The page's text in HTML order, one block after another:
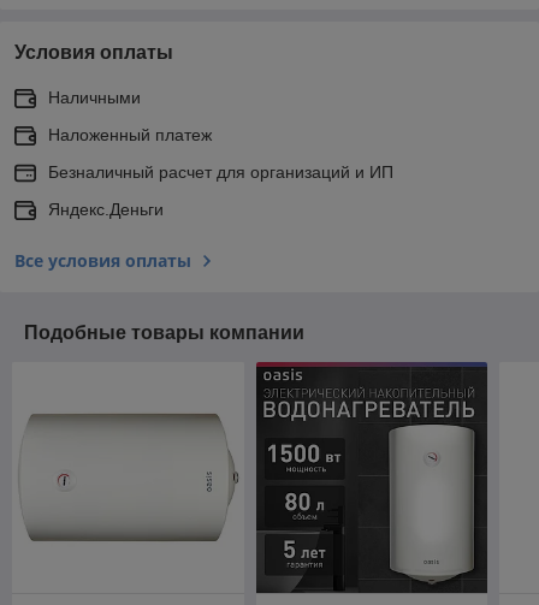
Условия оплаты
Наличными
Наложенный платеж
Безналичный расчет для организаций и ИП
Яндекс.Деньги
Все условия оплаты
Подобные товары компании